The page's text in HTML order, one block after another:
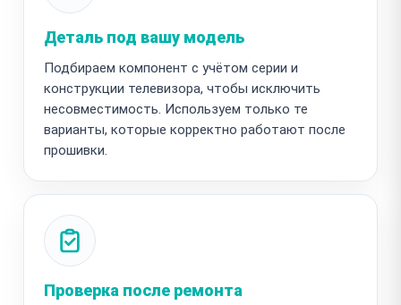
Деталь под вашу модель
Подбираем компонент с учётом серии и
конструкции телевизора, чтобы исключить
несовместимость. Используем только те
варианты, которые корректно работают после
прошивки.
Проверка после ремонта